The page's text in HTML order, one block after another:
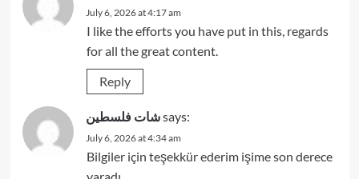
July 6, 2026 at 4:17 am
I like the efforts you have put in this, regards
for all the great content.
Reply
شات فلسطينsays:
July 6, 2026 at 4:34 am
Bilgiler için teşekkür ederim işime son derece